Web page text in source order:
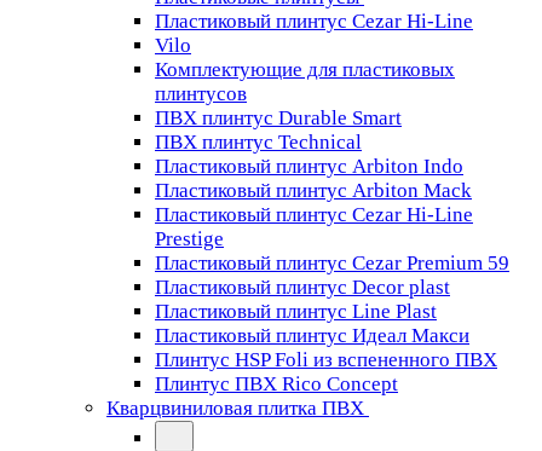
Пластиковый плинтус Cezar Hi-Line
Vilo
Комплектующие для пластиковых
плинтусов
ПВХ плинтус Durable Smart
ПВХ плинтус Technical
Пластиковый плинтус Arbiton Indo
Пластиковый плинтус Arbiton Mack
Пластиковый плинтус Cezar Hi-Line
Prestige
Пластиковый плинтус Cezar Premium 59
Пластиковый плинтус Decor plast
Пластиковый плинтус Line Plast
Пластиковый плинтус Идеал Макси
Плинтус HSP Foli из вспененного ПВХ
Плинтус ПВХ Rico Concept
Кварцвиниловая плитка ПВХ